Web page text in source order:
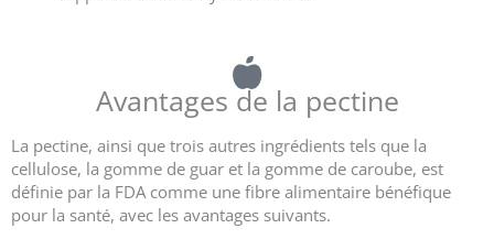
Avantages de la pectine
La pectine, ainsi que trois autres ingrédients tels que la
cellulose, la gomme de guar et la gomme de caroube, est
définie par la FDA comme une fibre alimentaire bénéfique
pour la santé, avec les avantages suivants.